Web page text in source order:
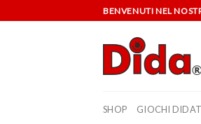
to
BENVENUTI NEL
SHOP GIOCHI